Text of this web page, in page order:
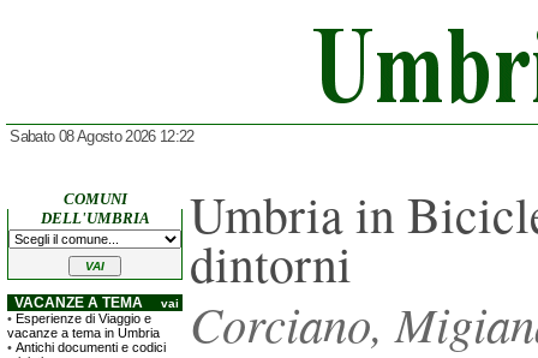
Sabato 08 Agosto 2026 12:22
Umbria in
dintorni
Corciano,
COMUNI
DELL'UMBRIA
VACANZE A TEMA vai
• Esperienze di Viaggio e
vacanze a tema in Umbria
• Antichi documenti e codici